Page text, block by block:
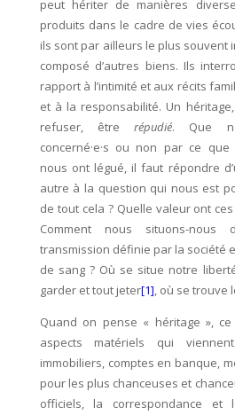
peut hériter de manières
produits dans le cadre de vies
ils sont par ailleurs le plus souvent
composé d’autres biens. Ils
rapport à l’intimité et aux récits
et à la responsabilité. Un
refuser, êtrerépudié. Que
concerné·e·s ou non par ce que
nous ont légué, il faut répondre
autre à la question qui nous est
de tout cela ? Quelle valeur ont
Comment nous situons-
transmission définie par la société
de sang ? Où se situe notre
garder et tout jeter[1], où se trouve
Quand on pense « héritage »,
aspects matériels qui
immobiliers, comptes en banque,
pour les plus chanceuses et
officiels, la correspondance et